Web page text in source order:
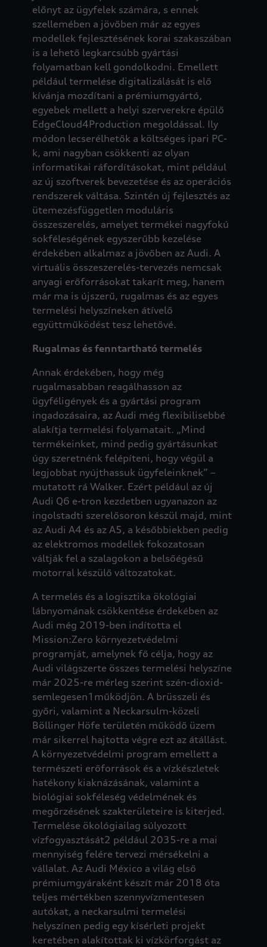
előnyt az ügyfelek számára, s ennek
szellemében a jövőben már az egyes
modellek fejlesztésének korai szakaszában
is a lehető legkarcsúbb gyártási
folyamatban kell gondolkodni. Emellett
például termelése digitalizálását is elő
kívánja mozdítani a prémiumgyártó,
egyebek mellett a helyi szerverekre épülő
EdgeCloud4Production megoldással. Ily
módon lecserélhetők a költséges ipari PC-
k, ami nagyban csökkenti az olyan
informatikai ráfordításokat, mint például
az új szoftverek bevezetése és az operációs
rendszerek váltása. Szintén új fejlesztés az
ütemezésfüggetlen moduláris
összeszerelés, amelyet termékei nagyfokú
sokféleségének egyszerűbb kezelése
érdekében alkalmaz a jövőben az Audi. A
virtuális összeszerelés-tervezés nemcsak
anyagi erőforrásokat takarít meg, hanem
már ma is újszerű, rugalmas és az egyes
termelési helyszíneken átívelő
együttműködést tesz lehetővé.
Rugalmas és fenntartható termelés
Annak érdekében, hogy még
rugalmasabban reagálhasson az
ügyféligények és a gyártási program
ingadozásaira, az Audi még flexibilisebbé
alakítja termelési folyamatait. „Mind
termékeinket, mind pedig gyártásunkat
úgy szeretnénk felépíteni, hogy végül a
legjobbat nyújthassuk ügyfeleinknek” –
mutatott rá Walker. Ezért például az új
Audi Q6 e-tron kezdetben ugyanazon az
ingolstadti szerelősoron készül majd, mint
az Audi A4 és az A5, a későbbiekben pedig
az elektromos modellek fokozatosan
váltják fel a szalagokon a belsőégésű
motorral készülő változatokat.
A termelés és a logisztika ökológiai
lábnyomának csökkentése érdekében az
Audi még 2019-ben indította el
Mission:Zero környezetvédelmi
programját, amelynek fő célja, hogy az
Audi világszerte összes termelési helyszíne
már 2025-re mérleg szerint szén-dioxid-
semlegesen1működjön. A brüsszeli és
győri, valamint a Neckarsulm-közeli
Böllinger Höfe területén működő üzem
már sikerrel hajtotta végre ezt az átállást.
A környezetvédelmi program emellett a
természeti erőforrások és a vízkészletek
hatékony kiaknázásának, valamint a
biológiai sokféleség védelmének és
megőrzésének szakterületeire is kiterjed.
Termelése ökológiailag súlyozott
vízfogyasztását2 például 2035-re a mai
mennyiség felére tervezi mérsékelni a
vállalat. Az Audi México a világ első
prémiumgyáraként készít már 2018 óta
teljes mértékben szennyvízmentesen
autókat, a neckarsulmi termelési
helyszínen pedig egy kísérleti projekt
keretében alakítottak ki vízkörforgást az